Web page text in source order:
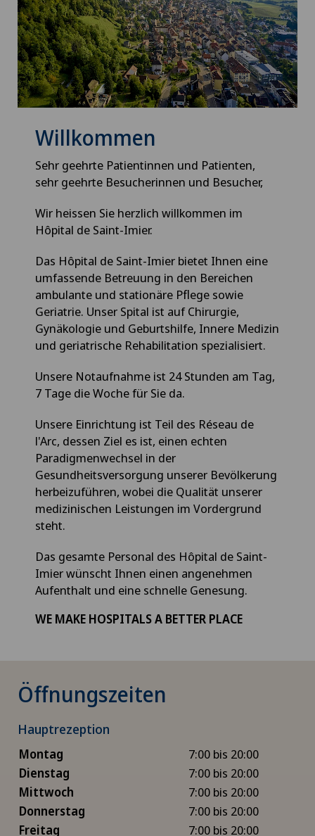
Willkommen
Sehr geehrte Patientinnen und Patienten,
sehr geehrte Besucherinnen und Besucher,
Wir heissen Sie herzlich willkommen im
Hôpital de Saint-Imier.
Das Hôpital de Saint-Imier bietet Ihnen eine
umfassende Betreuung in den Bereichen
ambulante und stationäre Pflege sowie
Geriatrie. Unser Spital ist auf Chirurgie,
Gynäkologie und Geburtshilfe, Innere Medizin
und geriatrische Rehabilitation spezialisiert.
Unsere Notaufnahme ist 24 Stunden am Tag,
7 Tage die Woche für Sie da.
Unsere Einrichtung ist Teil des Réseau de
l'Arc, dessen Ziel es ist, einen echten
Paradigmenwechsel in der
Gesundheitsversorgung unserer Bevölkerung
herbeizuführen, wobei die Qualität unserer
medizinischen Leistungen im Vordergrund
steht.
Das gesamte Personal des Hôpital de Saint-
Imier wünscht Ihnen einen angenehmen
Aufenthalt und eine schnelle Genesung.
WE MAKE HOSPITALS A BETTER PLACE
Öffnungszeiten
Hauptrezeption
Montag
7:00 bis 20:00
Dienstag
7:00 bis 20:00
Mittwoch
7:00 bis 20:00
Donnerstag
7:00 bis 20:00
Freitag
7:00 bis 20:00